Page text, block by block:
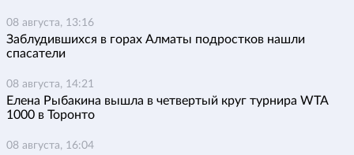
08 августа, 13:16
Заблудившихся в горах Алматы подростков нашли
спасатели
08 августа, 14:21
Елена Рыбакина вышла в четвертый круг турнира WTA
1000 в Торонто
08 августа, 16:04